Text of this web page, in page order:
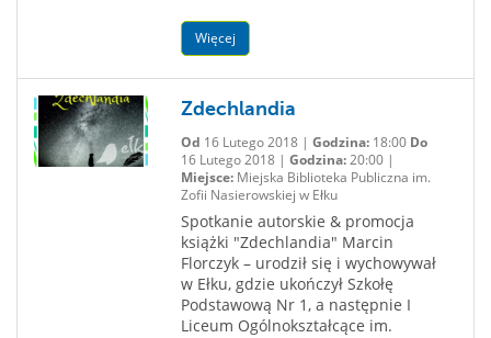
Więcej
Zdechlandia
Od 16 Lutego 2018 | Godzina:18:00 Do
16 Lutego 2018 | Godzina:20:00 |
Miejsce:Miejska Biblioteka Publiczna im.
Zofii Nasierowskiej w Ełku
Spotkanie autorskie & promocja
książki "Zdechlandia" Marcin
Florczyk – urodził się i wychowywał
w Ełku, gdzie ukończył Szkołę
Podstawową Nr 1, a następnie I
Liceum Ogólnokształcące im.